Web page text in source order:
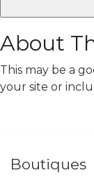
About
This may be a
your site or
Boutiques